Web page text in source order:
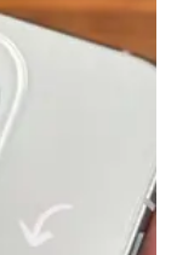
الضرر الهائل:
إذا كنت
الضربة
التحذير قبل
توفر
دائرية من
ارتدِ خوذة،
بالطبع،